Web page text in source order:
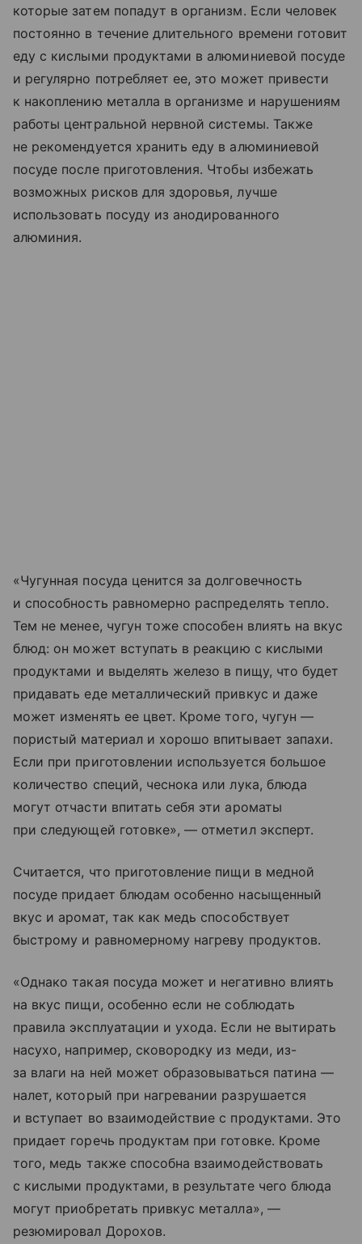
которые затем попадут в организм. Если человек
постоянно в течение длительного времени готовит
еду с кислыми продуктами в алюминиевой посуде
и регулярно потребляет ее, это может привести
к накоплению металла в организме и нарушениям
работы центральной нервной системы. Также
не рекомендуется хранить еду в алюминиевой
посуде после приготовления. Чтобы избежать
возможных рисков для здоровья, лучше
использовать посуду из анодированного
алюминия.
«Чугунная посуда ценится за долговечность
и способность равномерно распределять тепло.
Тем не менее, чугун тоже способен влиять на вкус
блюд: он может вступать в реакцию с кислыми
продуктами и выделять железо в пищу, что будет
придавать еде металлический привкус и даже
может изменять ее цвет. Кроме того, чугун —
пористый материал и хорошо впитывает запахи.
Если при приготовлении используется большое
количество специй, чеснока или лука, блюда
могут отчасти впитать себя эти ароматы
при следующей готовке», — отметил эксперт.
Считается, что приготовление пищи в медной
посуде придает блюдам особенно насыщенный
вкус и аромат, так как медь способствует
быстрому и равномерному нагреву продуктов.
«Однако такая посуда может и негативно влиять
на вкус пищи, особенно если не соблюдать
правила эксплуатации и ухода. Если не вытирать
насухо, например, сковородку из меди, из-
за влаги на ней может образовываться патина —
налет, который при нагревании разрушается
и вступает во взаимодействие с продуктами. Это
придает горечь продуктам при готовке. Кроме
того, медь также способна взаимодействовать
с кислыми продуктами, в результате чего блюда
могут приобретать привкус металла», —
резюмировал Дорохов.